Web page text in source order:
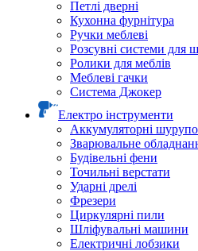
Петлі дверні
Кухонна фурнітура
Ручки меблеві
Розсувні системи для
Ролики для меблів
Меблеві гачки
Система Джокер
Електро інструменти
Аккумуляторні
Зварювальне
Будівельні фени
Точильні верстати
Ударні дрелі
Фрезери
Циркулярні пили
Шліфувальні машини
Електричні лобзики